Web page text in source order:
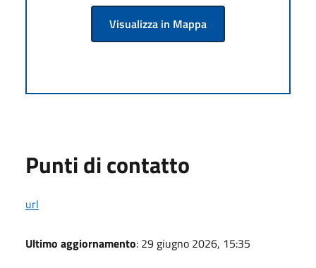
Visualizza in Mappa
Punti di contatto
url
Ultimo aggiornamento: 29 giugno 2026, 15:35